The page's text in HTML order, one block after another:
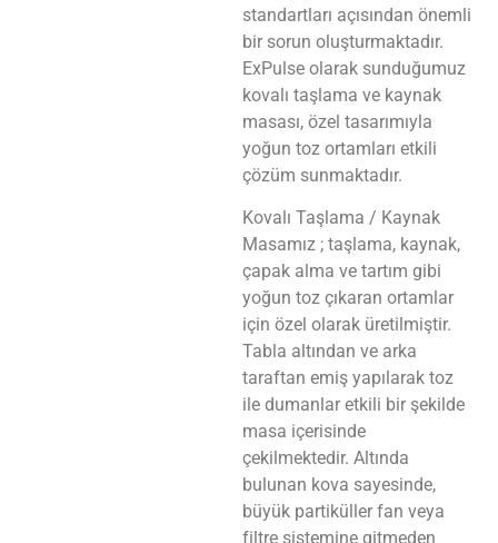
standartları açısından önemli
bir sorun oluşturmaktadır.
ExPulse olarak sunduğumuz
kovalı taşlama ve kaynak
masası, özel tasarımıyla
yoğun toz ortamları etkili
çözüm sunmaktadır.
Kovalı Taşlama / Kaynak
Masamız ; taşlama, kaynak,
çapak alma ve tartım gibi
yoğun toz çıkaran ortamlar
için özel olarak üretilmiştir.
Tabla altından ve arka
taraftan emiş yapılarak toz
ile dumanlar etkili bir şekilde
masa içerisinde
çekilmektedir. Altında
bulunan kova sayesinde,
büyük partiküller fan veya
filtre sistemine gitmeden